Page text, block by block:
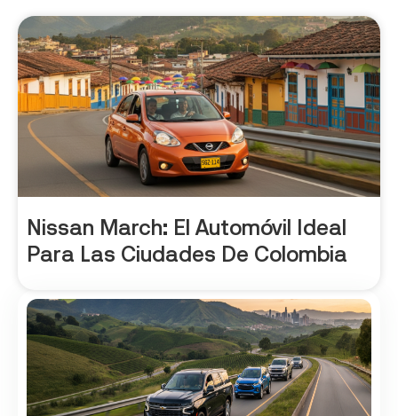
Nissan March: El Automóvil Ideal
Para Las Ciudades De Colombia